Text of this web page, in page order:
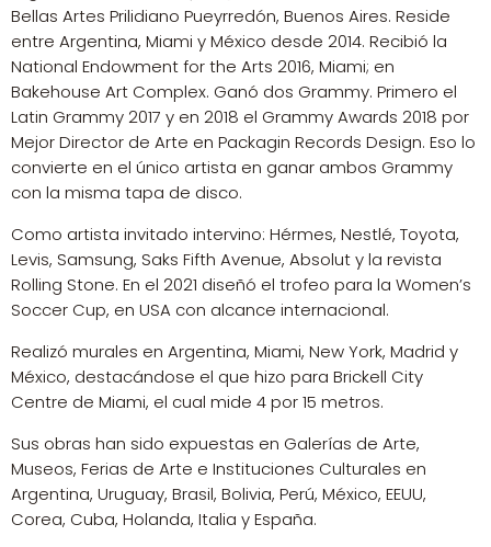
Bellas Artes Prilidiano Pueyrredón, Buenos Aires. Reside
entre Argentina, Miami y México desde 2014. Recibió la
National Endowment for the Arts 2016, Miami; en
Bakehouse Art Complex. Ganó dos Grammy. Primero el
Latin Grammy 2017 y en 2018 el Grammy Awards 2018 por
Mejor Director de Arte en Packagin Records Design. Eso lo
convierte en el único artista en ganar ambos Grammy
con la misma tapa de disco.
Como artista invitado intervino: Hérmes, Nestlé, Toyota,
Levis, Samsung, Saks Fifth Avenue, Absolut y la revista
Rolling Stone. En el 2021 diseñó el trofeo para la Women’s
Soccer Cup, en USA con alcance internacional.
Realizó murales en Argentina, Miami, New York, Madrid y
México, destacándose el que hizo para Brickell City
Centre de Miami, el cual mide 4 por 15 metros.
Sus obras han sido expuestas en Galerías de Arte,
Museos, Ferias de Arte e Instituciones Culturales en
Argentina, Uruguay, Brasil, Bolivia, Perú, México, EEUU,
Corea, Cuba, Holanda, Italia y España.